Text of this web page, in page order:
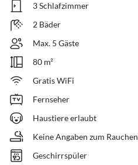
3 Schlafzimmer
2 Bäder
Max. 5 Gäste
80 m²
Gratis WiFi
Fernseher
Haustiere erlaubt
Keine Angaben zum Rauchen
Geschirrspüler